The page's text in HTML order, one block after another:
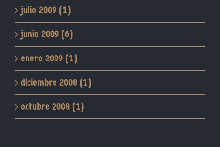
julio 2009 (1)
junio 2009 (6)
enero 2009 (1)
diciembre 2008 (1)
octubre 2008 (1)